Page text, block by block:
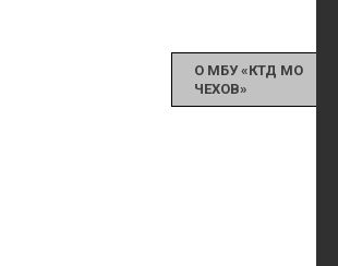
О МБУ «КТД МО
ЧЕХОВ»